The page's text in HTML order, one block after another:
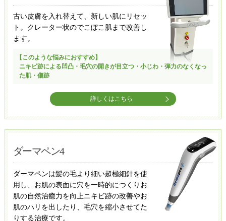
古い皮膚を入れ替えて、新しい肌にリセッ
ト。クレーター状のでこぼこ肌まで改善し
ます。
【このような悩みにおすすめ】
ニキビ跡による凹凸・毛穴の開きが目立つ・小じわ・弾力のなくなっ
た肌・傷跡
詳しくはこちら
ダーマペン4
ダーマペンは髪の毛より細い超極細針を使
用し、お肌の表面に穴を一時的につくりお
肌の自然治癒力を向上ニキビ跡の改善やお
肌のハリを出したり、毛穴を縮小させてた
りする治療です。